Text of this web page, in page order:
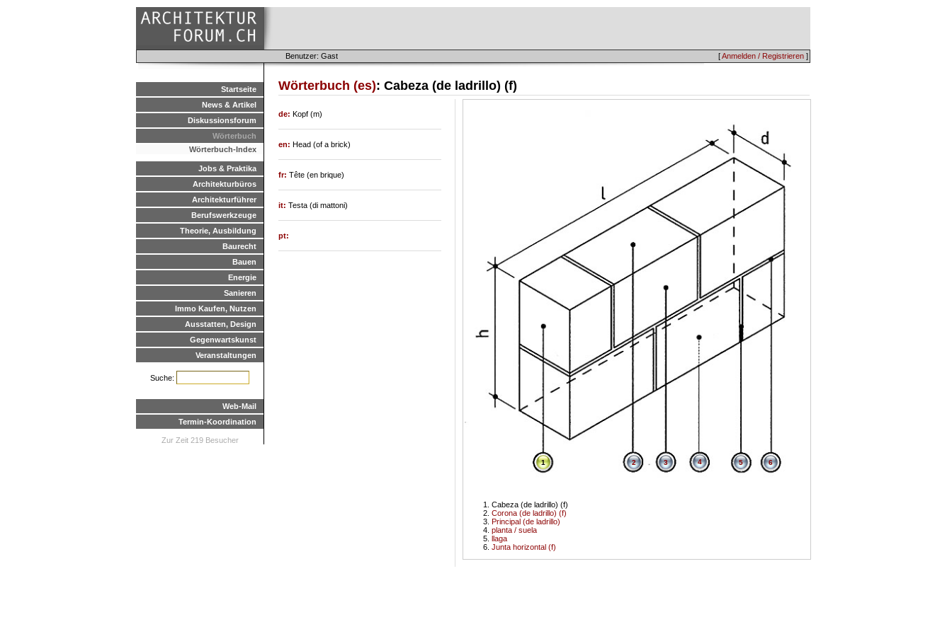
[Anmelden / Registrieren ]
Benutzer: Gast
Startseite
News & Artikel
Diskussionsforum
Wörterbuch
Wörterbuch-Index
Jobs & Praktika
Architekturbüros
Architekturführer
Berufswerkzeuge
Theorie, Ausbildung
Baurecht
Bauen
Energie
Sanieren
Immo Kaufen, Nutzen
Ausstatten, Design
Gegenwartskunst
Veranstaltungen
Suche:
Web-Mail
Termin-Koordination
Zur Zeit 219 Besucher
Wörterbuch (es): Cabeza (de ladrillo) (f)
1
Cabeza (de ladrillo) (f)
Corona (de ladrillo) (f)
2
Principal (de ladrillo)
3
planta / suela
4
llaga
5
Junta horizontal (f)
6
de: Kopf (m)
en: Head (of a brick)
fr: Tête (en brique)
it: Testa (di mattoni)
pt: